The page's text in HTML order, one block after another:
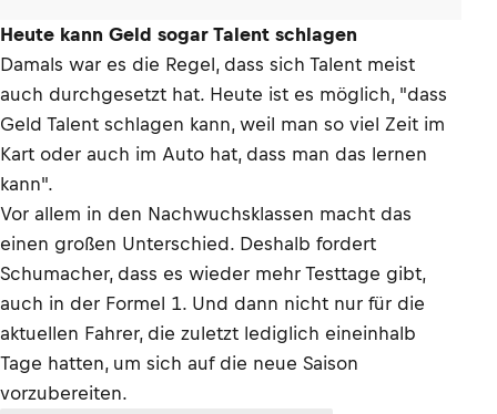
Heute kann Geld sogar Talent schlagen
Damals war es die Regel, dass sich Talent meist
auch durchgesetzt hat. Heute ist es möglich, "dass
Geld Talent schlagen kann, weil man so viel Zeit im
Kart oder auch im Auto hat, dass man das lernen
kann".
Vor allem in den Nachwuchsklassen macht das
einen großen Unterschied. Deshalb fordert
Schumacher, dass es wieder mehr Testtage gibt,
auch in der Formel 1. Und dann nicht nur für die
aktuellen Fahrer, die zuletzt lediglich eineinhalb
Tage hatten, um sich auf die neue Saison
vorzubereiten.